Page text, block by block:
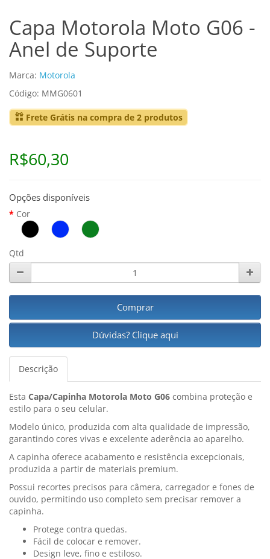
Capa Motorola Moto G06 -
Anel de Suporte
Marca: Motorola
Código: MMG0601
Frete Grátis na compra de 2 produtos
R$60,30
Opções disponíveis
Cor
Qtd
Comprar
Dúvidas? Clique aqui
Descrição
Esta Capa/Capinha Motorola Moto G06 combina proteção e
estilo para o seu celular.
Modelo único, produzida com alta qualidade de impressão,
garantindo cores vivas e excelente aderência ao aparelho.
A capinha oferece acabamento e resistência excepcionais,
produzida a partir de materiais premium.
Possui recortes precisos para câmera, carregador e fones de
ouvido, permitindo uso completo sem precisar remover a
capinha.
Protege contra quedas.
Fácil de colocar e remover.
Design leve, fino e estiloso.